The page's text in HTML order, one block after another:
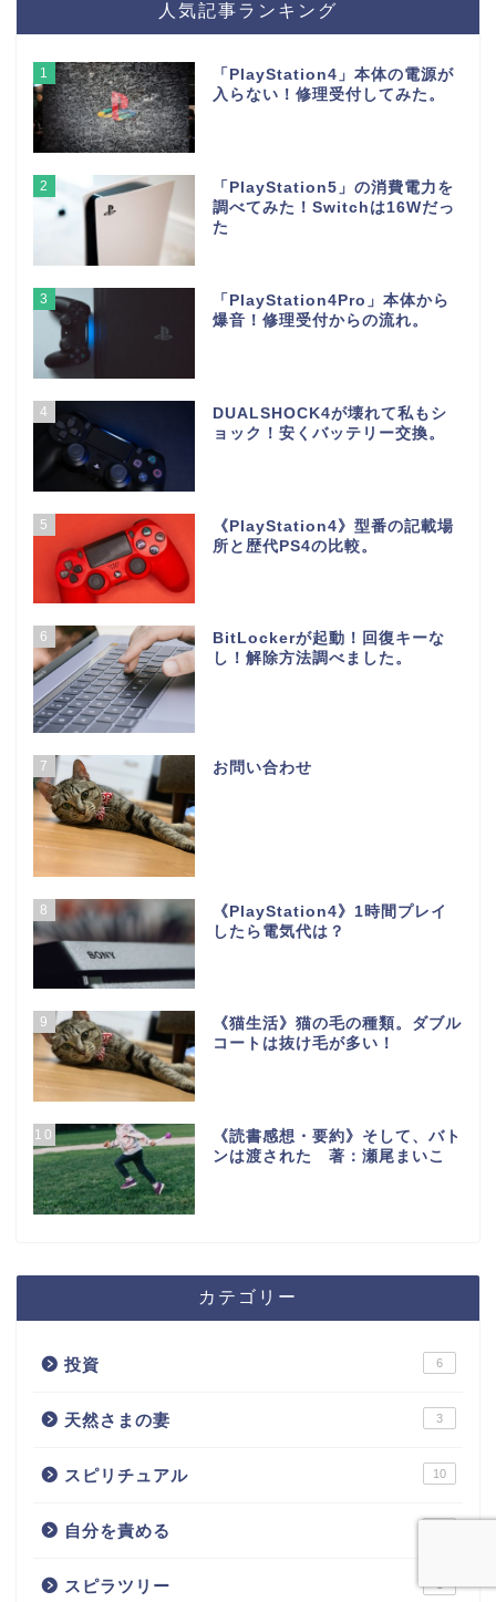
人気記事ランキング
1
「PlayStation4」本体の電源が
入らない！修理受付してみた。
2
「PlayStation5」の消費電力を
調べてみた！Switchは16Wだっ
た
3
「PlayStation4Pro」本体から
爆音！修理受付からの流れ。
4
DUALSHOCK4が壊れて私もシ
ョック！安くバッテリー交換。
5
《PlayStation4》型番の記載場
所と歴代PS4の比較。
6
BitLockerが起動！回復キーな
し！解除方法調べました。
7 お問い合わせ
8
《PlayStation4》1時間プレイ
したら電気代は？
9
《猫生活》猫の毛の種類。ダブル
コートは抜け毛が多い！
10
《読書感想・要約》そして、バト
ンは渡された 著：瀬尾まいこ
カテゴリー
投資 6
天然さまの妻 3
スピリチュアル 10
自分を責める
スピラツリー 1